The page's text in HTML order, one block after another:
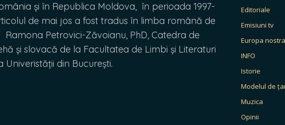
și în Republica Moldova, în perioada 1997-
de mai jos a fost tradus în limba română de
Ramona Petrovici-Zăvoianu, PhD, Catedra de
și slovacă de la Facultatea de Limbi și Literaturi
Univeristății din București.
Editoriale
Emisiuni tv
Europa nostra
INFO
Istorie
Modelul de
Muzica
Opinii